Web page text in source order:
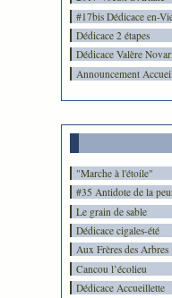
#17bis Dédicace en-
Dédicace 2 étapes
Dédicace Valère
Announcement
"Marche à l'étoile"
#35 Antidote de la
Le grain de sable
Dédicace cigales-été
Aux Frères des Arbres
Cancou l’écolieu
Dédicace Accueillette